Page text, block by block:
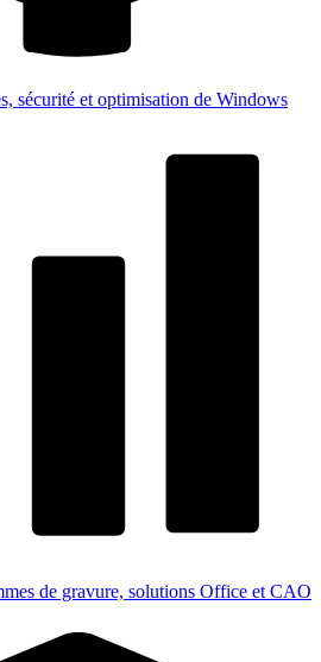
sécurité et optimisation de Windows
de gravure, solutions Office et CAO